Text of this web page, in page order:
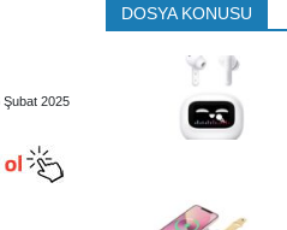
Şubat 2025
DOSYA KONUSU